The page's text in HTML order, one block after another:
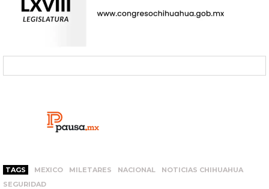
TAGS MEXICO MILETARES NACIONAL
NOTICIAS CHIHUAHUA
SEGURIDAD